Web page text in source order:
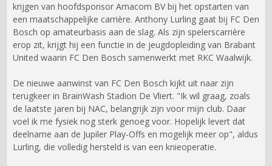
krijgen van hoofdsponsor Amacom BV bij het opstarten van
een maatschappelijke carrière. Anthony Lurling gaat bij FC Den
Bosch op amateurbasis aan de slag. Als zijn spelerscarrière
erop zit, krijgt hij een functie in de jeugdopleiding van Brabant
United waarin FC Den Bosch samenwerkt met RKC Waalwijk.
De nieuwe aanwinst van FC Den Bosch kijkt uit naar zijn
terugkeer in BrainWash Stadion De Vliert. "Ik wil graag, zoals
de laatste jaren bij NAC, belangrijk zijn voor mijn club. Daar
voel ik me fysiek nog sterk genoeg voor. Hopelijk levert dat
deelname aan de Jupiler Play-Offs en mogelijk meer op", aldus
Lurling, die volledig hersteld is van een knieoperatie.